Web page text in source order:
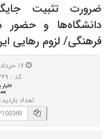
ضرورت تثبیت
دانشگاه‌ها و حضور
فرهنگی/ لزوم رهایی
۱۷ خرداد ۱۴۰۵ | ۱۵:۰۰
کد : ۱۰۰۳۶۹
اخبار
تعداد بازدید:۶۷